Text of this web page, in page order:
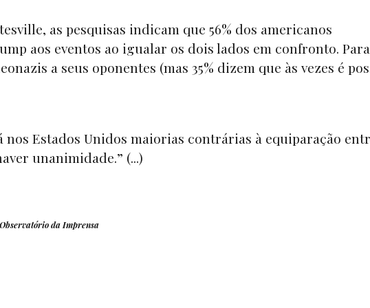
as pesquisas indicam que 56% dos americanos
aos eventos ao igualar os dois lados em confronto. Para
a seus oponentes (mas 35% dizem que às vezes é
Estados Unidos maiorias contrárias à equiparação
unanimidade.” (...)
Observatório da Imprensa